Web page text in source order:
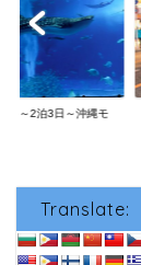
】～2泊3日～沖縄モ
Translate: